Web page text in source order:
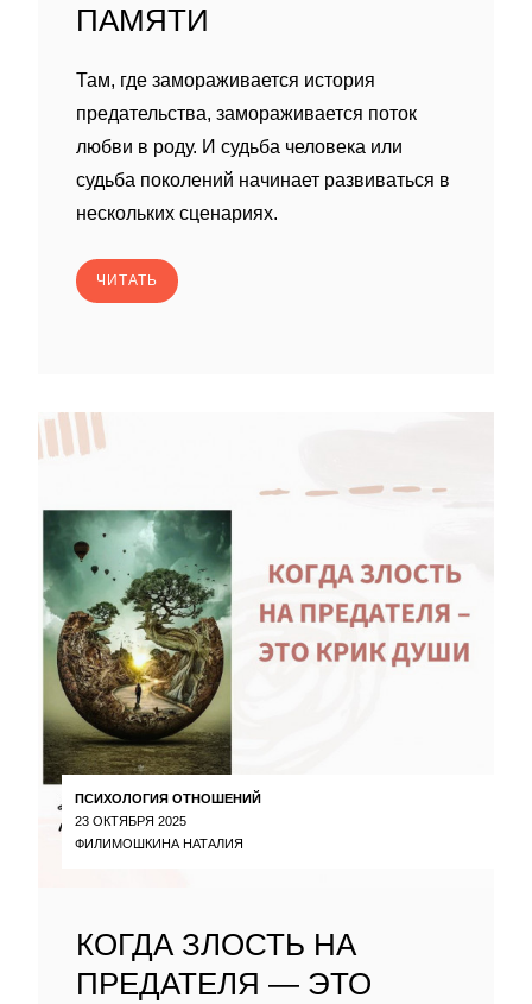
ПАМЯТИ
Там, где замораживается история
предательства, замораживается поток
любви в роду. И судьба человека или
судьба поколений начинает развиваться в
нескольких сценариях.
ЧИТАТЬ
ПСИХОЛОГИЯ ОТНОШЕНИЙ
23 ОКТЯБРЯ 2025
ФИЛИМОШКИНА НАТАЛИЯ
КОГДА ЗЛОСТЬ НА
ПРЕДАТЕЛЯ — ЭТО